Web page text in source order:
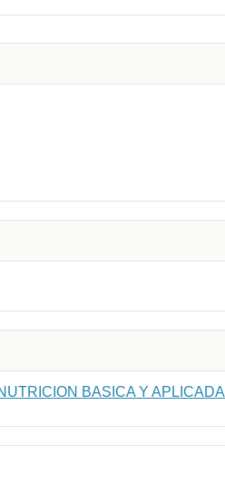
BASICA Y